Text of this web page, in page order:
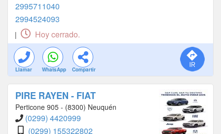
2995711040
2994524093
| Hoy cerrado.
Llamar WhatsApp Compartir
PIRE RAYEN - FIAT
Perticone 905 - (8300) Neuquén
(0299) 4420999
(0299) 155322802